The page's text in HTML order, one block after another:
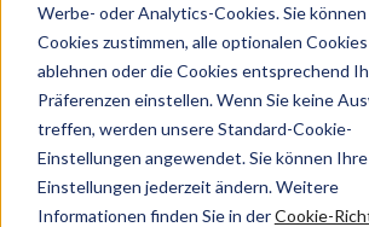
Werbe- oder Analytics-Cookies. Sie können
Cookies zustimmen, alle optionalen Cookies
ablehnen oder die Cookies entsprechend
Präferenzen einstellen. Wenn Sie keine
treffen, werden unsere Standard-Cookie-
Einstellungen angewendet. Sie können Ihre
Einstellungen jederzeit ändern. Weitere
Informationen finden Sie in derCookie-
Legal
Das Legal Center ist Ihre umfassende
Bedingungen, Richtlinien und
HubSpot, die Ihre Beziehung zu uns
alles danach organisiert, wer Sie sind